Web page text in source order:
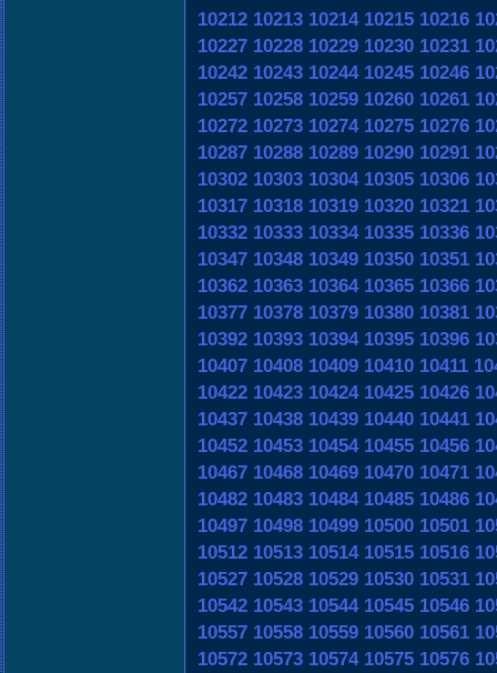
10212 10213 10214 10215 10216
10227 10228 10229 10230 10231
10242 10243 10244 10245 10246
10257 10258 10259 10260 10261
10272 10273 10274 10275 10276
10287 10288 10289 10290 10291
10302 10303 10304 10305 10306
10317 10318 10319 10320 10321
10332 10333 10334 10335 10336
10347 10348 10349 10350 10351
10362 10363 10364 10365 10366
10377 10378 10379 10380 10381
10392 10393 10394 10395 10396
10407 10408 10409 10410 10411
10422 10423 10424 10425 10426
10437 10438 10439 10440 10441
10452 10453 10454 10455 10456
10467 10468 10469 10470 10471
10482 10483 10484 10485 10486
10497 10498 10499 10500 10501
10512 10513 10514 10515 10516
10527 10528 10529 10530 10531
10542 10543 10544 10545 10546
10557 10558 10559 10560 10561
10572 10573 10574 10575 10576